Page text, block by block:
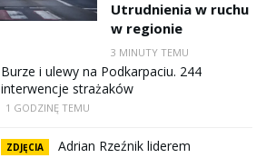
Utrudnienia w ruchu
w regionie
3 MINUTY TEMU
Burze i ulewy na Podkarpaciu. 244
interwencje strażaków
1 GODZINĘ TEMU
ZDJĘCIA
Adrian Rzeźnik liderem